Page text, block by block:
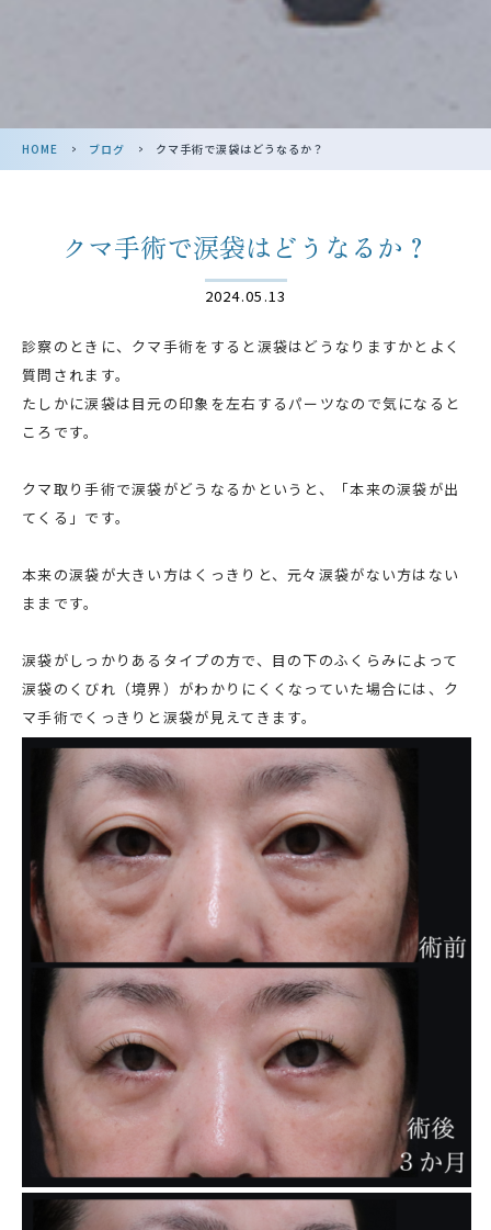
HOME > ブログ > クマ手術で涙袋はどうなるか？
クマ手術で涙袋はどうなるか？
2024.05.13
診察のときに、クマ手術をすると涙袋はどうなりますかとよく
質問されます。
たしかに涙袋は目元の印象を左右するパーツなので気になると
ころです。
クマ取り手術で涙袋がどうなるかというと、「本来の涙袋が出
てくる」です。
本来の涙袋が大きい方はくっきりと、元々涙袋がない方はない
ままです。
涙袋がしっかりあるタイプの方で、目の下のふくらみによって
涙袋のくびれ（境界）がわかりにくくなっていた場合には、ク
マ手術でくっきりと涙袋が見えてきます。